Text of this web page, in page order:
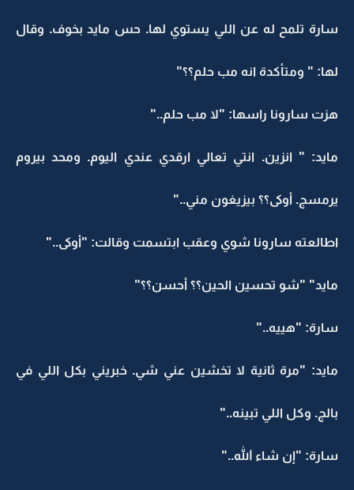
سارة تلمح له عن اللي يستوي لها. حس مايد بخوف. وقال
لها: " ومتأكدة انه مب حلم؟؟"
هزت سارونا راسها: "لا مب حلم.."
مايد: " انزين. انتي تعالي ارقدي عندي اليوم. ومحد بيروم
يرمسج. أوكى؟؟ بيزيغون مني.."
اطالعته سارونا شوي وعقب ابتسمت وقالت: "أوكى.."
مايد" "شو تحسين الحين؟؟ أحسن؟؟"
سارة: "هييه.."
مايد: "مرة ثانية لا تخشين عني شي. خبريني بكل اللي في
بالج. وكل اللي تبينه.."
سارة: "إن شاء الله.."